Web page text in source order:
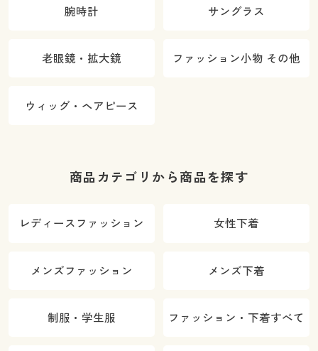
腕時計 サングラス
老眼鏡・拡大鏡 ファッション小物 その他
ウィッグ・ヘアピース
商品カテゴリから商品を探す
レディースファッション 女性下着
メンズファッション メンズ下着
制服・学生服 ファッション・下着すべて